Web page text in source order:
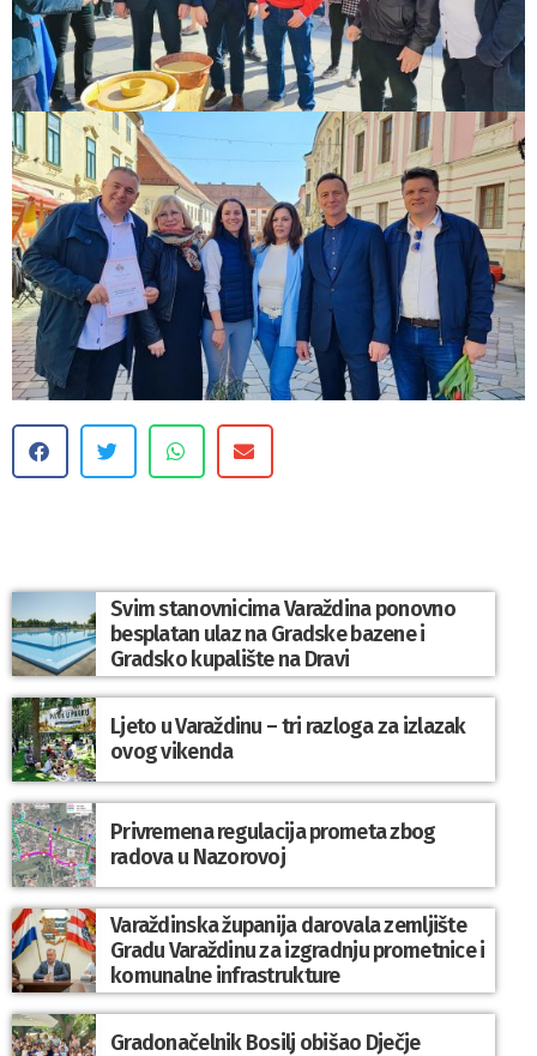
Svim stanovnicima Varaždina ponovno
besplatan ulaz na Gradske bazene i
Gradsko kupalište na Dravi
Ljeto u Varaždinu – tri razloga za izlazak
ovog vikenda
Privremena regulacija prometa zbog
radova u Nazorovoj
Varaždinska županija darovala zemljište
Gradu Varaždinu za izgradnju prometnice i
komunalne infrastrukture
Gradonačelnik Bosilj obišao Dječje